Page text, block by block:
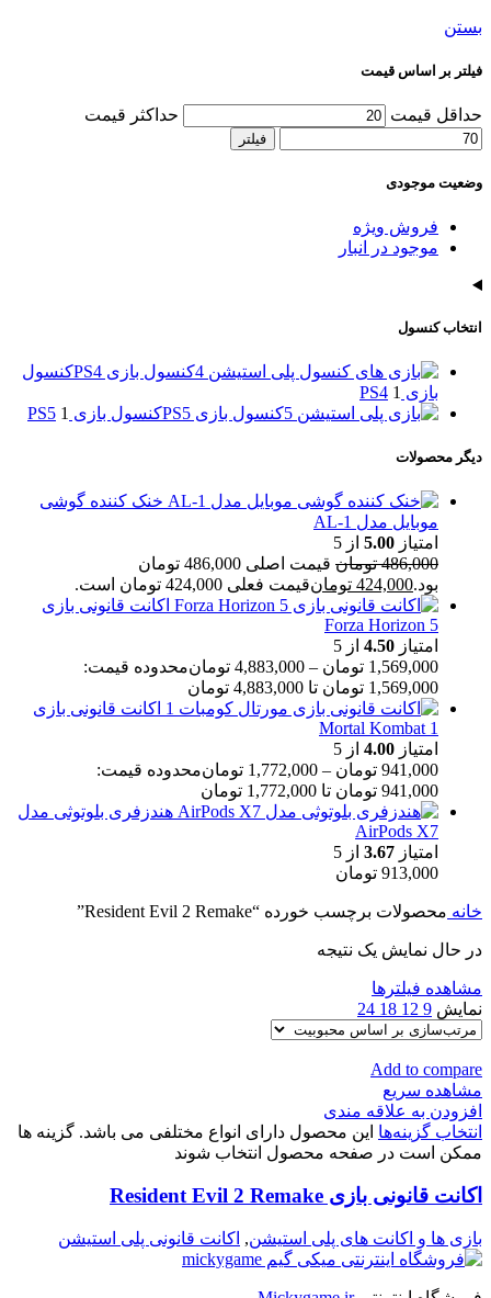
بستن
فیلتر بر اساس قیمت
حداقل قیمت حداکثر قیمت
فیلتر
وضعیت موجودی
فروش ویژه
موجود در انبار
انتخاب کنسول
کنسول بازی PS4
کنسول
بازی PS4 1
کنسول بازی PS5
کنسول بازی PS5 1
دیگر محصولات
خنک کننده گوشی
موبایل مدل AL-1
امتیاز 5.00 از 5
486,000 تومان
قیمت اصلی 486,000 تومان
بود.424,000 تومانقیمت فعلی 424,000 تومان است.
اکانت قانونی بازی
Forza Horizon 5
امتیاز 4.50 از 5
1,569,000 تومان –
4,883,000 تومانمحدوده قیمت:
1,569,000 تومان تا 4,883,000 تومان
اکانت قانونی بازی
Mortal Kombat 1
امتیاز 4.00 از 5
941,000 تومان –
1,772,000 تومانمحدوده قیمت:
941,000 تومان تا 1,772,000 تومان
هندزفری بلوتوثی مدل
AirPods X7
امتیاز 3.67 از 5
913,000 تومان
خانه محصولات برچسب خورده “Resident Evil 2 Remake”
در حال نمایش یک نتیجه
مشاهده فیلترها
نمایش 9
12
18
24
Add to compare
مشاهده سریع
افزودن به علاقه مندی
انتخاب گزینه‌ها این محصول دارای انواع مختلفی می باشد. گزینه ها
ممکن است در صفحه محصول انتخاب شوند
اکانت قانونی بازی Resident Evil 2 Remake
بازی ها و اکانت های پلی استیشن, اکانت قانونی پلی استیشن